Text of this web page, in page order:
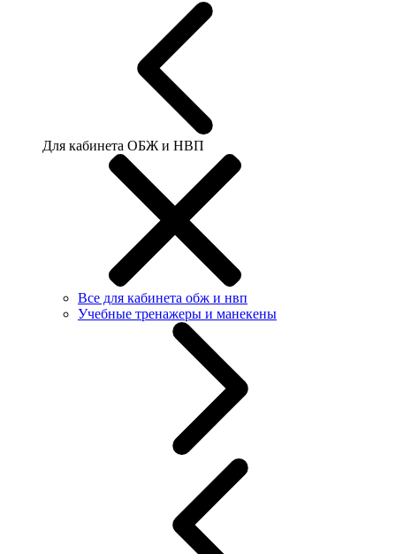
Для кабинета ОБЖ и НВП
Все для кабинета обж и нвп
Учебные тренажеры и манекены